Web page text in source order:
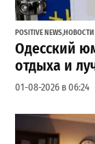
POSITIVE NEWS,НОВОСТИ
Одесский
отдыха и
01-08-2026 в 06:24